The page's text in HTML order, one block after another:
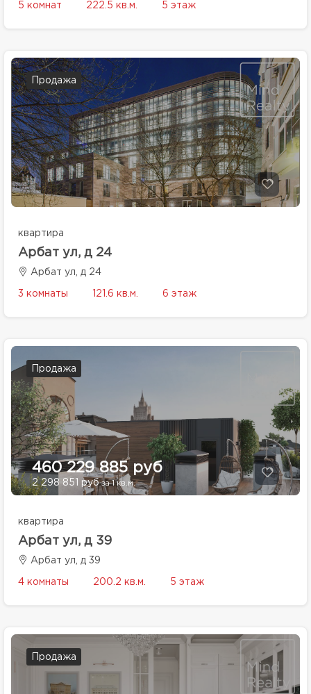
5 комнат 222.5 кв.м. 5 этаж
Продажа
квартира
Арбат ул, д 24
Арбат ул, д 24
3 комнаты 121.6 кв.м. 6 этаж
Продажа
460 229 885 руб
2 298 851 рубза 1 кв.м.
квартира
Арбат ул, д 39
Арбат ул, д 39
4 комнаты 200.2 кв.м. 5 этаж
Продажа